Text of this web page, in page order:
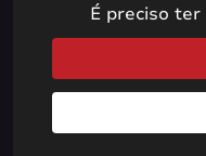
—
É preciso ter